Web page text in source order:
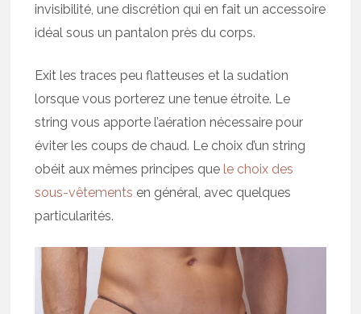
invisibilité, une discrétion qui en fait un accessoire
idéal sous un pantalon près du corps.
Exit les traces peu flatteuses et la sudation
lorsque vous porterez une tenue étroite. Le
string vous apporte l’aération nécessaire pour
éviter les coups de chaud. Le choix d’un string
obéit aux mêmes principes que le choix des
sous-vêtements en général, avec quelques
particularités.